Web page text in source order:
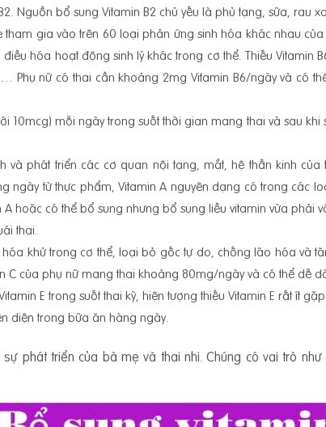
Nguồn bổ sung Vitamin B2 chủ yếu là phủ tạng, sữa, rau
tham gia vào trên 60 loại phản ứng sinh hóa khác nhau
hóa hoạt động sinh lý khác trong cơ thể. Thiếu Vitamin
Phụ nữ có thai cần khoảng 2mg Vitamin B6/ngày và có
10mcg) mỗi ngày trong suốt thời gian mang thai và sau
và phát triển các cơ quan nội tạng, mắt, hệ thần kinh
ngày từ thực phẩm, Vitamin A nguyên dạng có trong các
hoặc có thể bổ sung nhưng bổ sung liều vitamin vừa phải
thai.
khử trong cơ thể, loại bỏ gốc tự do, chống lão hóa và
C của phụ nữ mang thai khoảng 80mg/ngày và có thể dễ
E trong suốt thai kỳ, hiện tượng thiếu Vitamin E rất ít
diện trong bữa ăn hàng ngày.
phát triển của bà mẹ và thai nhi. Chúng có vai trò